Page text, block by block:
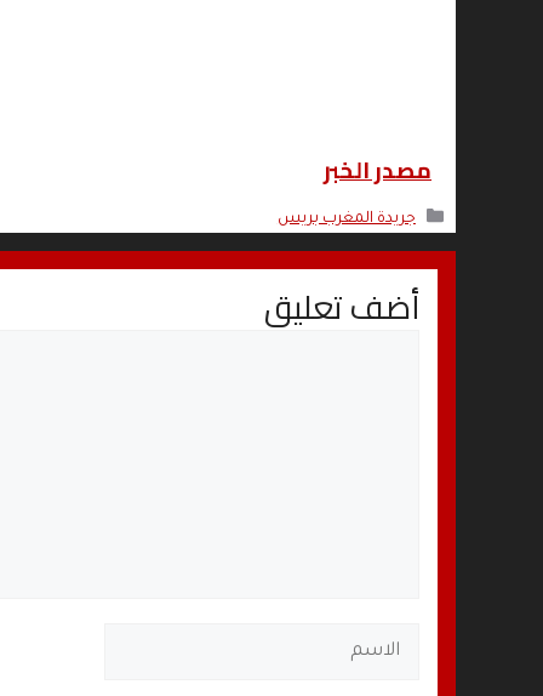
مصدر الخبر
التصنيفات
جريدة المغرب بريس
أضف تعليق
الاسم